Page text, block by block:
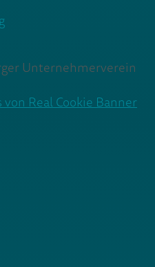
Unternehmerverein
Real Cookie Banner